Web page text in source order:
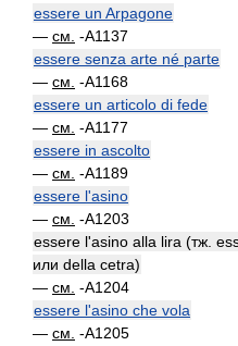
essere un Arpagone
— см. -A1137
essere senza arte né parte
— см. -A1168
essere un articolo di fede
— см. -A1177
essere in ascolto
— см. -A1189
essere l'asino
— см. -A1203
essere l'asino alla lira (тж.
или della cetra)
— см. -A1204
essere l'asino che vola
— см. -A1205